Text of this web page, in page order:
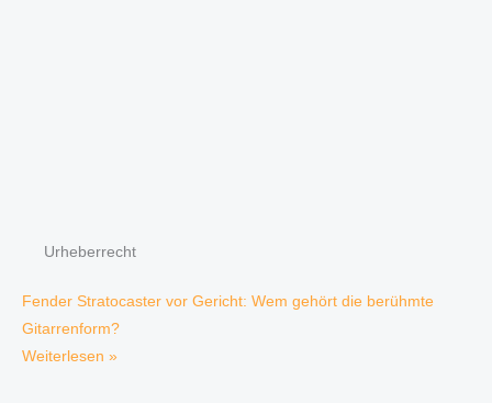
Urheberrecht
Fender Stratocaster vor Gericht: Wem gehört die berühmte
Gitarrenform?
Weiterlesen »